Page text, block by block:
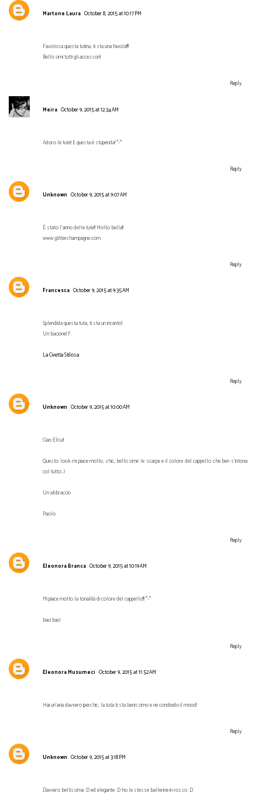
Martone Laura October 8, 2015 at 10:17 PM
Favolosa questa tutina, ti sta una favola!!!!
Bellissimi tutti gli accessori!
Reply
Meira October 9, 2015 at 12:34 AM
Adoro le tute! E questa è stupenda! *-*
Reply
Unknown October 9, 2015 at 9:07 AM
È stato l'anno delle tute!! Molto bella!!
www.glitterchampagne.com
Reply
Francesca October 9, 2015 at 9:35 AM
Splendida questa tuta, ti sta un incanto!
Un bacione! F.
La Civetta Stilosa
Reply
Unknown October 9, 2015 at 10:00 AM
Ciao Elisa!
Questo look mi piace molto, chic, bellissime le scarpe e il colore del cappello che ben s'intona
col tutto ;)
Un abbraccio
Paolo
Reply
Eleonora Branca October 9, 2015 at 10:19 AM
Mi piace molto la tonalità di colore del cappello!!! *-*
baci baci
Reply
Eleonora Musumeci October 9, 2015 at 11:52 AM
Hai un'aria davvero iperchic, la tuta ti sta benissimo e ne condivido il mood!
Reply
Unknown October 9, 2015 at 3:18 PM
Davvero bellissima :D ed elegante :D ho le stesse ballerine in rosso :D